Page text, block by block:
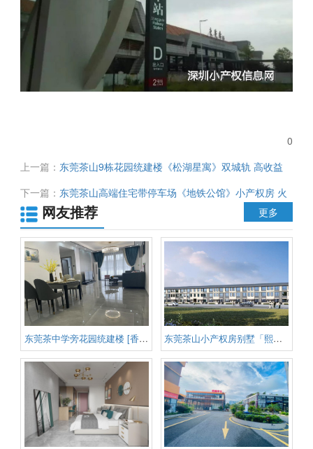
0
上一篇： 东莞茶山9栋花园统建楼《松湖星寓》双城轨 高收益
单价5070元起 首付3成5万起
下一篇： 东莞茶山高端住宅带停车场《地铁公馆》小产权房 火
车站高铁站地铁TOD商圈 均价5800元 宜居宜投资
网友推荐 更多
东莞茶中学旁花园统建楼 [香茶学 东莞茶山小产权房别墅「熙园小院